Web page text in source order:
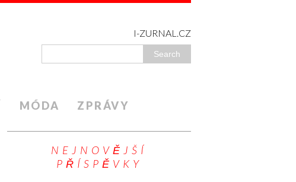
I-ZURNAL.CZ
MÓDA ZPRÁVY
NEJNOVĚJŠÍ
PŘÍSPĚVKY